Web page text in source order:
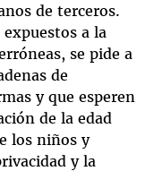
de terceros.
a la
se pide a
de
y que esperen
de la edad
los niños y
y la